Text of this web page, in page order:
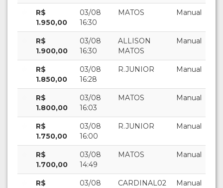
R$
1.950,00
03/08
16:30
MATOS Manual
R$
1.900,00
03/08
16:30
ALLISON
MATOS
Manual
R$
1.850,00
03/08
16:28
R.JUNIOR Manual
R$
1.800,00
03/08
16:03
MATOS Manual
R$
1.750,00
03/08
16:00
R.JUNIOR Manual
R$
1.700,00
03/08
14:49
MATOS Manual
R$
03/08
CARDINAL02 Manual